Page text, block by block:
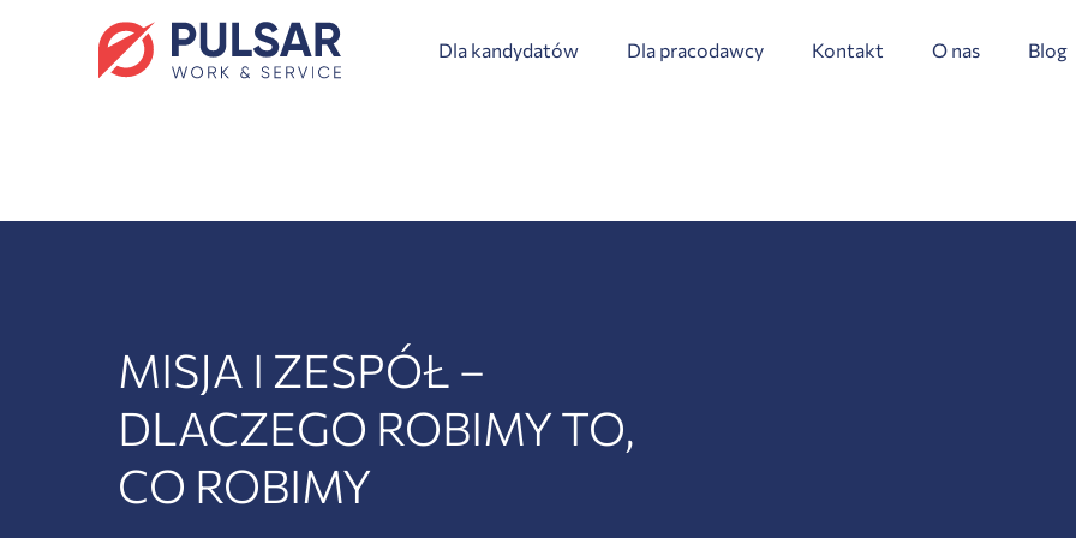
Dla kandydatów Dla pracodawcy Kontakt O nas Blog
MISJA I ZESPÓŁ –
DLACZEGO ROBIMY TO,
CO ROBIMY